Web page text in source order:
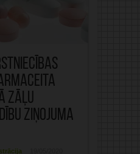
zāļu
ziņojuma